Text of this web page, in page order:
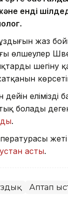
енді
жаз
өлшеулер
шегіну
еліміздің
болады
.
асты.
Аптап